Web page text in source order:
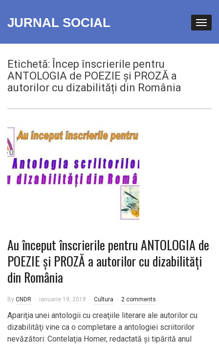
JURNAL SOCIAL
Etichetă: Încep înscrierile pentru
ANTOLOGIA de POEZIE şi PROZĂ a
autorilor cu dizabilități din România
Au început înscrierile pentru ANTOLOGIA de
POEZIE şi PROZĂ a autorilor cu dizabilități
din România
By CNDR ianuarie 19, 2018 Cultura 2 comments
Apariţia unei antologii cu creaţiile literare ale autorilor cu
dizabilităţi vine ca o completare a antologiei scriitorilor
nevăzători: Contelaţia Homer, redactată şi tipărită anul